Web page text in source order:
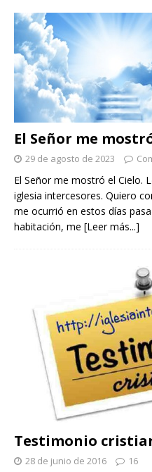
El Señor me
29 de agosto de 2023
El Señor me mostró el Cielo.
iglesia intercesores. Quiero
me ocurrió en estos días
habitación, me [Leer más...]
Testimonio
28 de junio de 2016 16